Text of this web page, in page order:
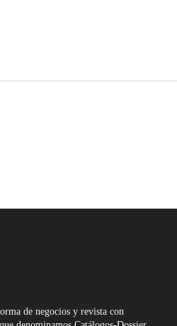
de negocios y revista con